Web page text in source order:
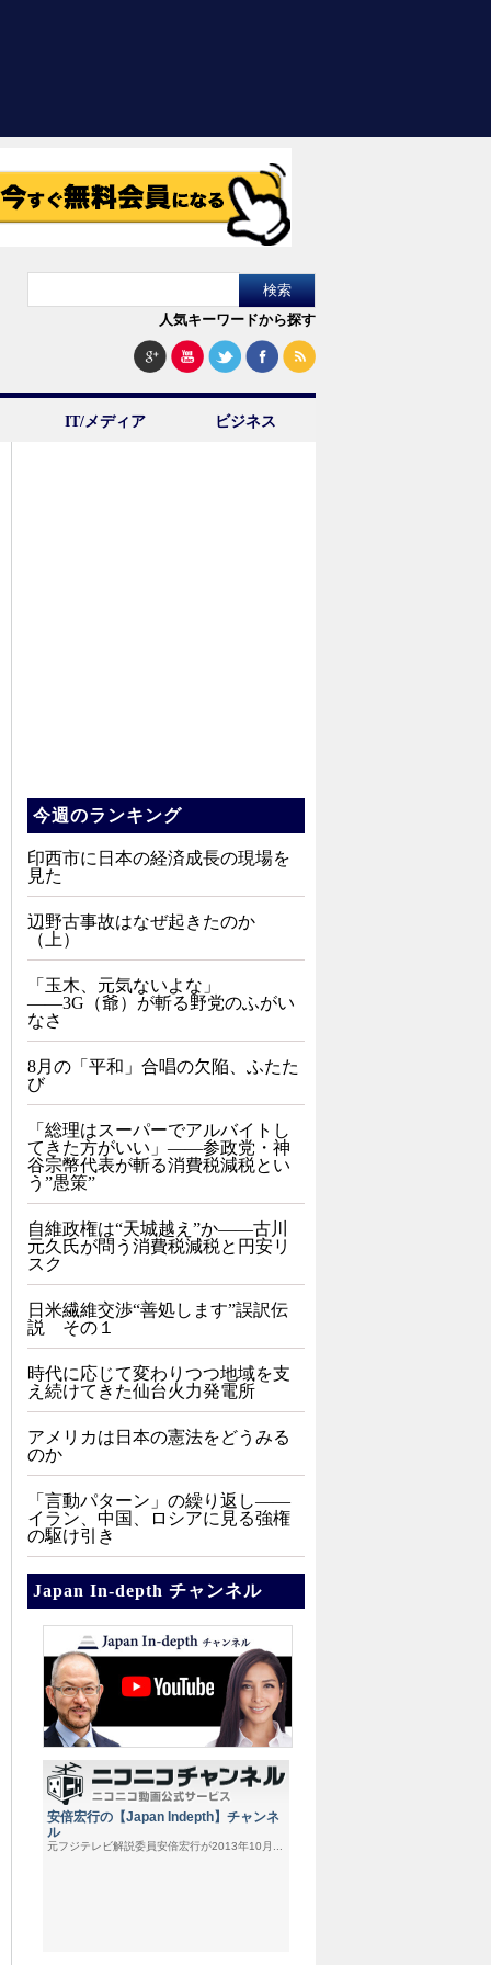
人気キーワードから探す
IT/メディア ビジネス
今週のランキング
印西市に日本の経済成長の現場を
見た
辺野古事故はなぜ起きたのか
（上）
「玉木、元気ないよな」
――3G（爺）が斬る野党のふがい
なさ
8月の「平和」合唱の欠陥、ふたた
び
「総理はスーパーでアルバイトし
てきた方がいい」――参政党・神
谷宗幣代表が斬る消費税減税とい
う”愚策”
自維政権は“天城越え”か――古川
元久氏が問う消費税減税と円安リ
スク
日米繊維交渉“善処します”誤訳伝
説 その１
時代に応じて変わりつつ地域を支
え続けてきた仙台火力発電所
アメリカは日本の憲法をどうみる
のか
「言動パターン」の繰り返し――
イラン、中国、ロシアに見る強権
の駆け引き
Japan In-depth チャンネル